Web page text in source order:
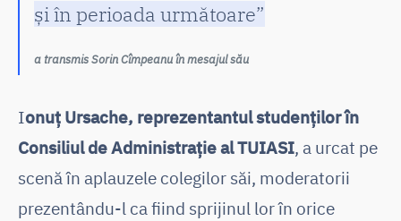
și în perioada următoare”
a transmis Sorin Cîmpeanu în mesajul său
Ionuț Ursache, reprezentantul studenților în
Consiliul de Administrație al TUIASI, a urcat pe
scenă în aplauzele colegilor săi, moderatorii
prezentându-l ca fiind sprijinul lor în orice